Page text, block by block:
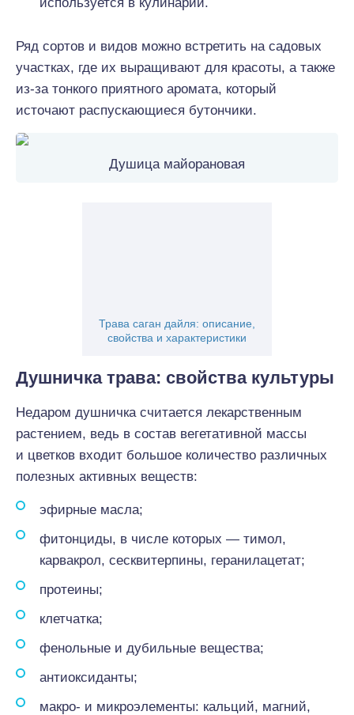
Ряд сортов и видов можно встретить на садовых
участках, где их выращивают для красоты, а также
из-за тонкого приятного аромата, который
источают распускающиеся бутончики.
Душица майорановая
Трава саган дайля: описание,
свойства и характеристики
Душничка трава: свойства культуры
Недаром душничка считается лекарственным
растением, ведь в состав вегетативной массы
и цветков входит большое количество различных
полезных активных веществ:
эфирные масла;
фитонциды, в числе которых — тимол,
карвакрол, сесквитерпины, геранилацетат;
протеины;
клетчатка;
фенольные и дубильные вещества;
антиоксиданты;
макро- и микроэлементы: кальций, магний,